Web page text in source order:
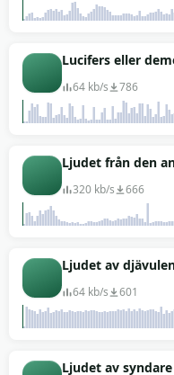
Lucifers eller
64 kb/s 786
Ljudet från den
320 kb/s 666
Ljudet av
64 kb/s 601
Ljudet av